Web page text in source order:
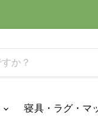
寝具・ラグ・マ